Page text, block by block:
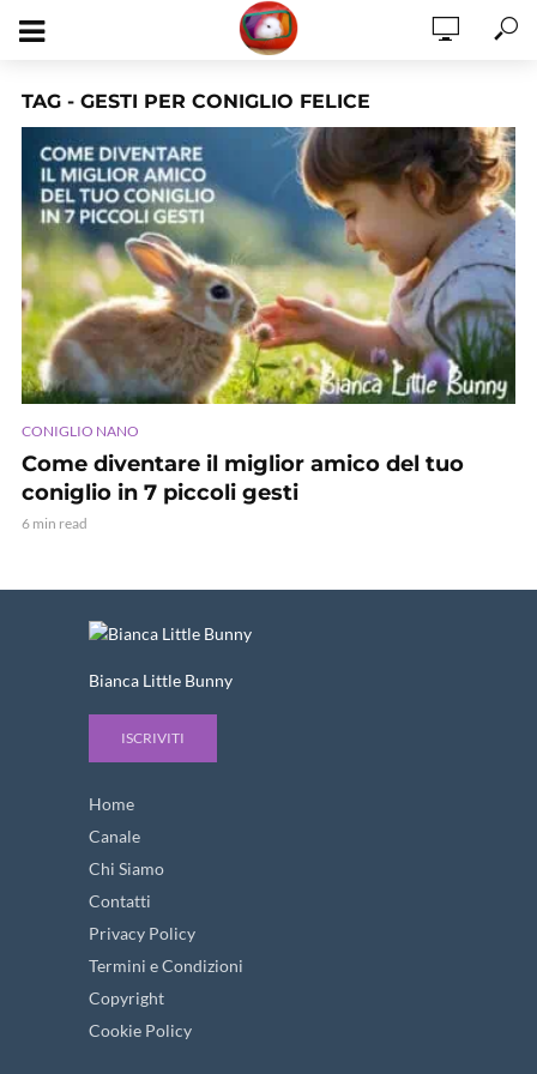
TAG - GESTI PER CONIGLIO FELICE
CONIGLIO NANO
Come diventare il miglior amico del tuo
coniglio in 7 piccoli gesti
6 min read
Bianca Little Bunny
ISCRIVITI
Home
Canale
Chi Siamo
Contatti
Privacy Policy
Termini e Condizioni
Copyright
Cookie Policy